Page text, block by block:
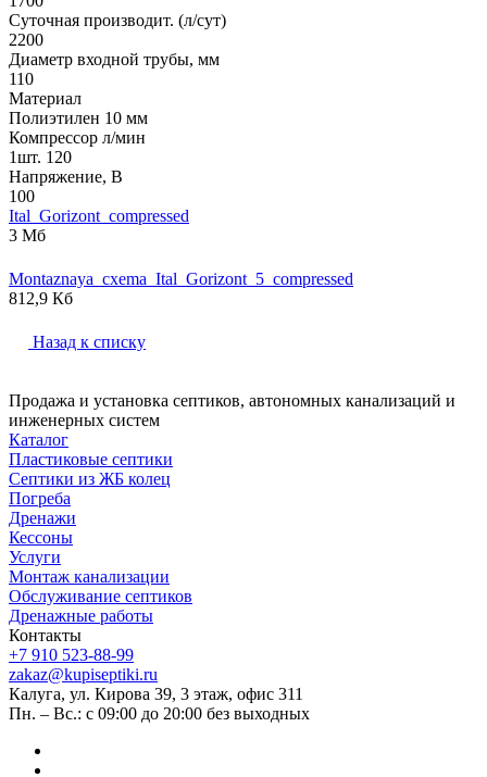
Суточная производит. (л/сут)
2200
Диаметр входной трубы, мм
110
Материал
Полиэтилен 10 мм
Компрессор л/мин
1шт. 120
Напряжение, В
100
Ital_Gorizont_compressed
3 Мб
Montaznaya_cxema_Ital_Gorizont_5_compressed
812,9 Кб
Назад к списку
Продажа и установка септиков, автономных канализаций и
инженерных систем
Каталог
Пластиковые септики
Септики из ЖБ колец
Погреба
Дренажи
Кессоны
Услуги
Монтаж канализации
Обслуживание септиков
Дренажные работы
Контакты
+7 910 523-88-99
zakaz@kupiseptiki.ru
Калуга, ул. Кирова 39, 3 этаж, офис 311
Пн. – Вс.: с 09:00 до 20:00 без выходных